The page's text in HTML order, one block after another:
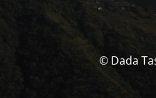
© Dada